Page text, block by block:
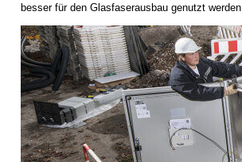
besser für den Glasfaserausbau genutzt werden.